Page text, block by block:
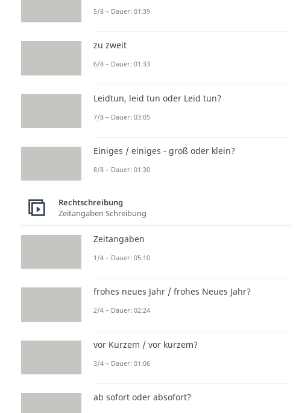
5/8 – Dauer: 01:39
zu zweit
6/8 – Dauer: 01:33
Leidtun, leid tun oder Leid tun?
7/8 – Dauer: 03:05
Einiges / einiges - groß oder klein?
8/8 – Dauer: 01:30
Rechtschreibung
Zeitangaben Schreibung
Zeitangaben
1/4 – Dauer: 05:10
frohes neues Jahr / frohes Neues Jahr?
2/4 – Dauer: 02:24
vor Kurzem / vor kurzem?
3/4 – Dauer: 01:06
ab sofort oder absofort?